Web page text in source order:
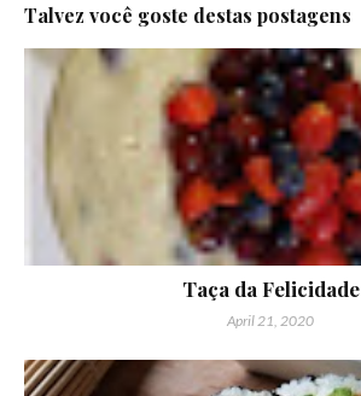
Talvez você goste destas postagens
Taça da Felicidade
April 21, 2020